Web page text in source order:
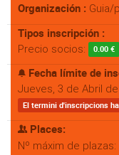
Organización : Guia/
Tipos inscripción :
Precio socios: 0.00 €
Fecha límite de
Jueves, 3 de Abril
El termini d'inscripcions
Places:
Nº máxim de plazas: